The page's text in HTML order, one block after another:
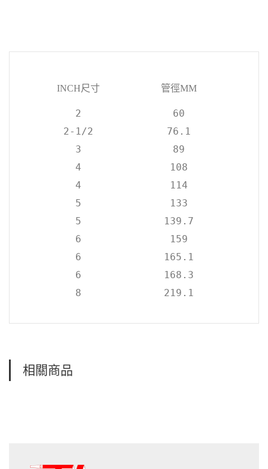
INCH尺寸 管徑MM
2
60
2-1/2
76.1
3
89
4
108
4
114
5
133
5
139.7
6
159
6
165.1
6
168.3
8
219.1
相關商品